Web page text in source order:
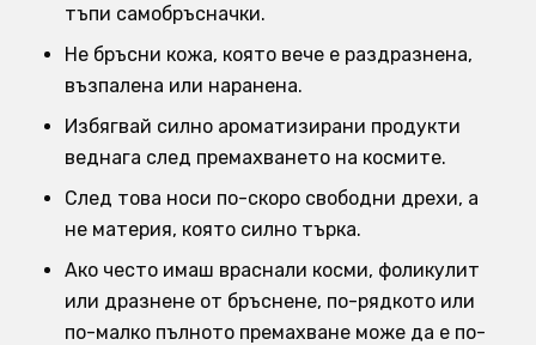
тъпи самобръсначки.
Не бръсни кожа, която вече е раздразнена,
възпалена или наранена.
Избягвай силно ароматизирани продукти
веднага след премахването на космите.
След това носи по-скоро свободни дрехи, а
не материя, която силно търка.
Ако често имаш враснали косми, фоликулит
или дразнене от бръснене, по-рядкото или
по-малко пълното премахване може да е по-